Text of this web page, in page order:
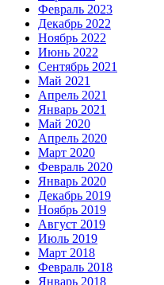
Февраль 2023
Декабрь 2022
Ноябрь 2022
Июнь 2022
Сентябрь 2021
Май 2021
Апрель 2021
Январь 2021
Май 2020
Апрель 2020
Март 2020
Февраль 2020
Январь 2020
Декабрь 2019
Ноябрь 2019
Август 2019
Июль 2019
Март 2018
Февраль 2018
Январь 2018